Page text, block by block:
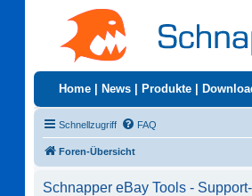
Home News Produkte
Schnellzugriff FAQ
Foren-Übersicht
Schnapper eBay Tools -